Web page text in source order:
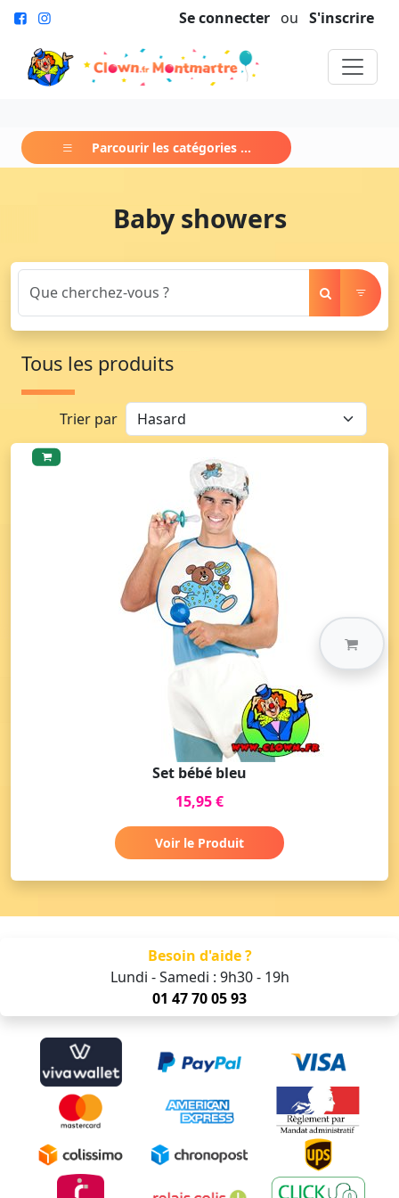
Se connecter ou S'inscrire
Parcourir les catégories ...
Baby showers
Tous les produits
Trier par
Set bébé bleu
15,95 €
Voir le Produit
Besoin d'aide ?
Lundi - Samedi : 9h30 - 19h
01 47 70 05 93